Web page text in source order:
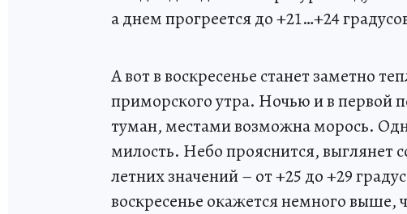
а днем прогреется до +21…+24
А вот в воскресенье станет заметно
приморского утра. Ночью и в первой
туман, местами возможна морось.
милость. Небо прояснится, выглянет
летних значений – от +25 до +29
воскресенье окажется немного выше,